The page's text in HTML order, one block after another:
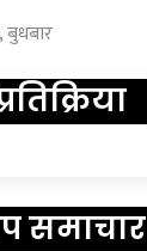
बुधबार
समाचार